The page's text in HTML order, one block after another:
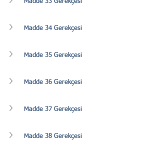
Madde 34 Gerekçesi
Madde 35 Gerekçesi
Madde 36 Gerekçesi
Madde 37 Gerekçesi
Madde 38 Gerekçesi